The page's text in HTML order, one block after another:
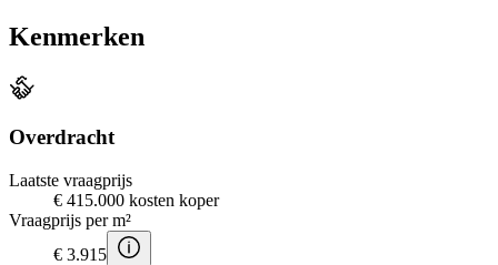
Kenmerken
Overdracht
Laatste vraagprijs
€ 415.000 kosten koper
Vraagprijs per m²
€ 3.915